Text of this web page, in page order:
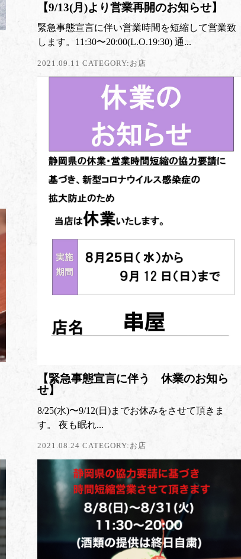
【9/13(月)より営業再開のお知らせ】
緊急事態宣言に伴い営業時間を短縮して営業致
します。11:30〜20:00(L.O.19:30) 通...
2021.09.11 CATEGORY: お店
【緊急事態宣言に伴う 休業のお知ら
せ】
8/25(水)〜9/12(日)までお休みをさせて頂きま
す。 夜も眠れ...
2021.08.24 CATEGORY: お店